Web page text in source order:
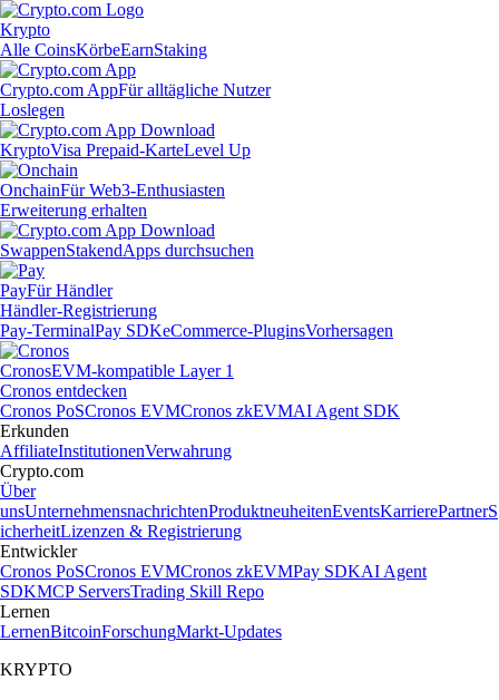
Krypto
Alle CoinsKörbeEarnStaking
Crypto.com AppFür alltägliche Nutzer
Loslegen
KryptoVisa Prepaid-KarteLevel Up
OnchainFür Web3-Enthusiasten
Erweiterung erhalten
SwappenStakendApps durchsuchen
PayFür Händler
Händler-Registrierung
Pay-TerminalPay SDKeCommerce-PluginsVorhersagen
CronosEVM-kompatible Layer 1
Cronos entdecken
Cronos PoSCronos EVMCronos zkEVMAI Agent SDK
Erkunden
AffiliateInstitutionenVerwahrung
Crypto.com
Über
unsUnternehmensnachrichtenProduktneuheitenEventsKarrierePartnerS
icherheitLizenzen & Registrierung
Entwickler
Cronos PoSCronos EVMCronos zkEVMPay SDKAI Agent
SDKMCP ServersTrading Skill Repo
Lernen
LernenBitcoinForschungMarkt-Updates
KRYPTO